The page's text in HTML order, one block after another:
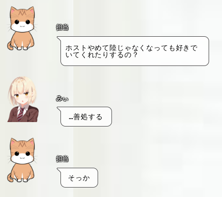
担当
ホストやめて陸じゃなくなっても好きで
いてくれたりするの？
みぃ
…善処する
担当
そっか